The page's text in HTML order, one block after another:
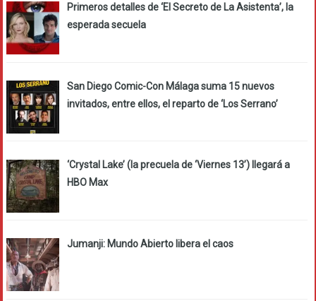
Primeros detalles de ‘El Secreto de La Asistenta’, la
esperada secuela
San Diego Comic-Con Málaga suma 15 nuevos
invitados, entre ellos, el reparto de ‘Los Serrano’
‘Crystal Lake’ (la precuela de ‘Viernes 13’) llegará a
HBO Max
Jumanji: Mundo Abierto libera el caos